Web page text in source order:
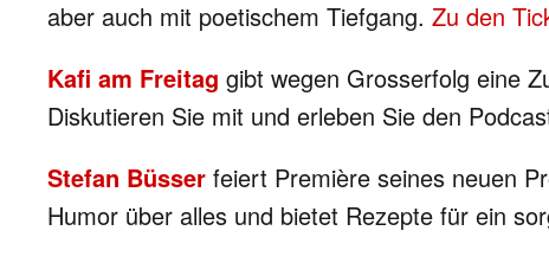
aber auch mit poetischem Tiefgang. Zu den
Kafi am Freitag gibt wegen Grosserfolg eine
Diskutieren Sie mit und erleben Sie den
Stefan Büsser feiert Première seines neuen
Humor über alles und bietet Rezepte für ein